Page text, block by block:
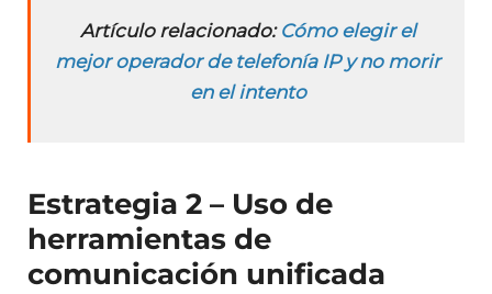
Artículo relacionado: Cómo elegir el
mejor operador de telefonía IP y no morir
en el intento
Estrategia 2 – Uso de
herramientas de
comunicación unificada